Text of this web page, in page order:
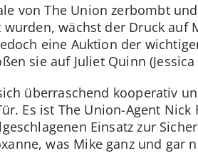
von The Union zerbombt
wächst der Druck auf
eine Auktion der
sie auf Juliet Quinn (Jessica
überraschend kooperativ
Es ist The Union-Agent
Einsatz zur
was Mike ganz und gar